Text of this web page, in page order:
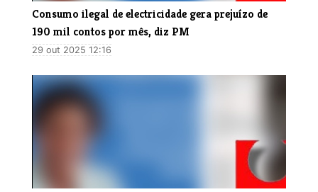
Consumo ilegal de electricidade gera prejuízo de
190 mil contos por mês, diz PM
29 out 2025 12:16